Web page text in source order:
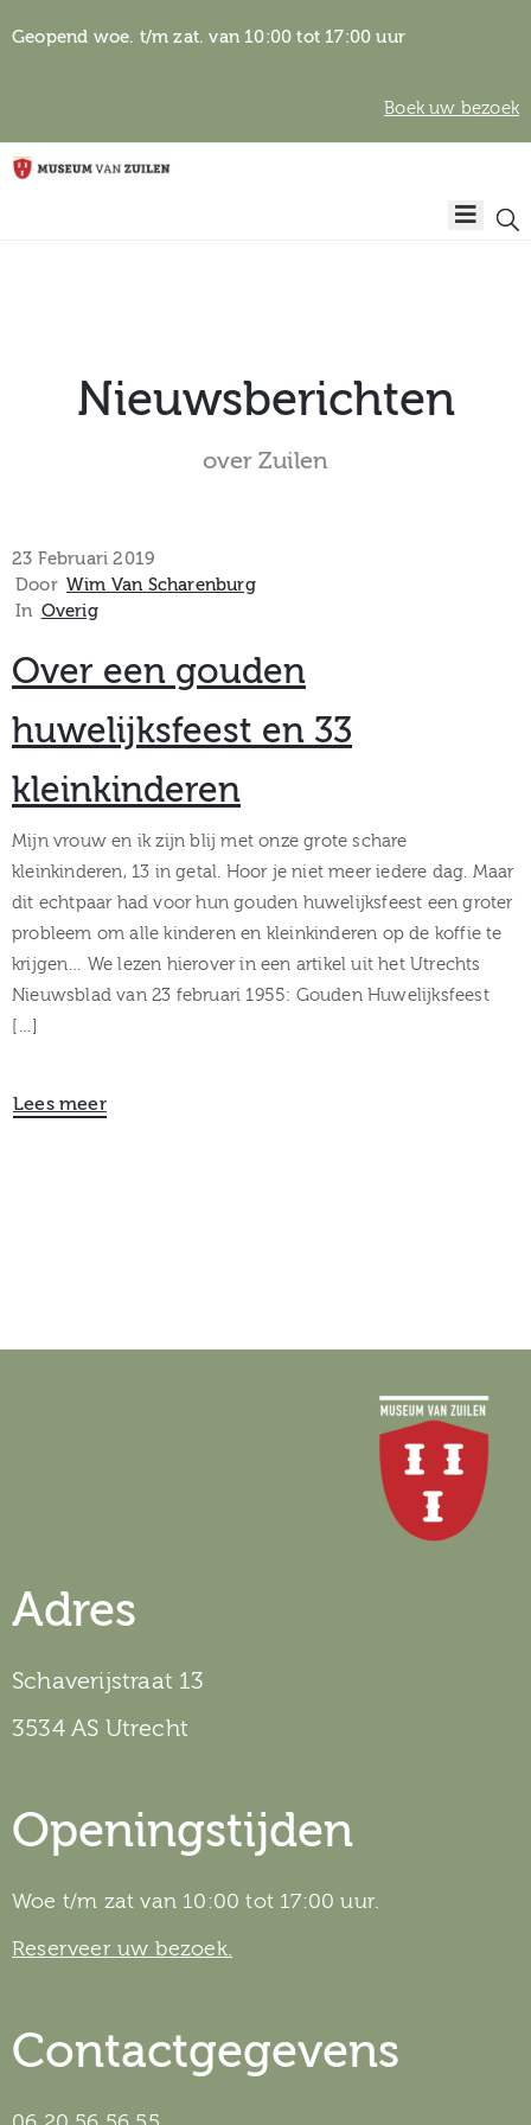
Geopend woe. t/m zat. van 10:00 tot 17:00 uur
Boek uw bezoek
Home
Activiteiten
Verhalen
over
Zuilen
Collectie
Nieuwsberichten
over Zuilen
23 Februari 2019
Door Wim Van Scharenburg
In Overig
Over een gouden
huwelijksfeest en 33
kleinkinderen
Mijn vrouw en ik zijn blij met onze grote schare
kleinkinderen, 13 in getal. Hoor je niet meer iedere dag. Maar
dit echtpaar had voor hun gouden huwelijksfeest een groter
probleem om alle kinderen en kleinkinderen op de koffie te
krijgen… We lezen hierover in een artikel uit het Utrechts
Nieuwsblad van 23 februari 1955: Gouden Huwelijksfeest
[…]
Lees meer
Adres
Schaverijstraat 13
3534 AS Utrecht
Openingstijden
Woe t/m zat van 10:00 tot 17:00 uur.
Reserveer uw bezoek.
Contactgegevens
Algemene